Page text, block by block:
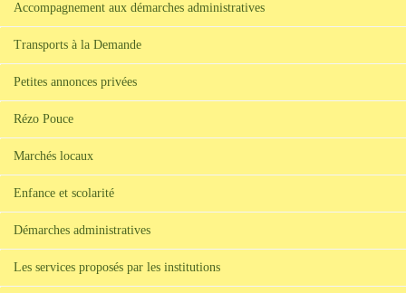
Accompagnement aux démarches administratives
Transports à la Demande
Petites annonces privées
Rézo Pouce
Marchés locaux
Enfance et scolarité
Démarches administratives
Les services proposés par les institutions